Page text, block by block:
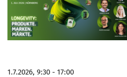
1.7.2026, 9:30 - 17:00